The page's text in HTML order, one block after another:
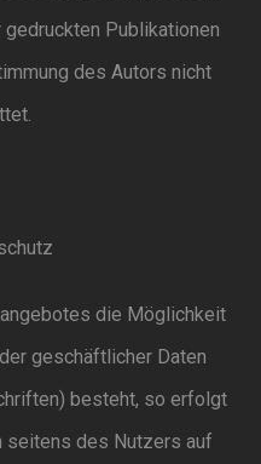
Publikationen
des Autors nicht
die Möglichkeit
geschäftlicher Daten
besteht, so erfolgt
seitens des Nutzers auf